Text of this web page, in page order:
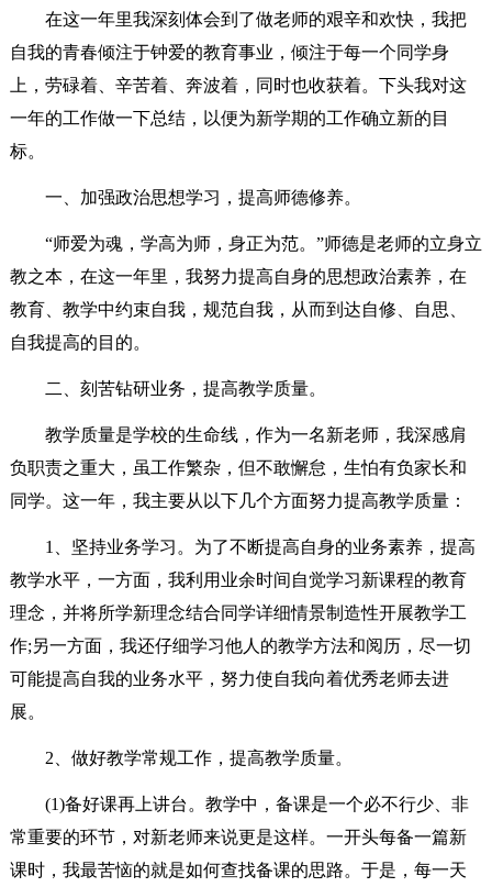
在这一年里我深刻体会到了做老师的艰辛和欢快，我把
自我的青春倾注于钟爱的教育事业，倾注于每一个同学身
上，劳碌着、辛苦着、奔波着，同时也收获着。下头我对这
一年的工作做一下总结，以便为新学期的工作确立新的目
标。
一、加强政治思想学习，提高师德修养。
“师爱为魂，学高为师，身正为范。”师德是老师的立身立
教之本，在这一年里，我努力提高自身的思想政治素养，在
教育、教学中约束自我，规范自我，从而到达自修、自思、
自我提高的目的。
二、刻苦钻研业务，提高教学质量。
教学质量是学校的生命线，作为一名新老师，我深感肩
负职责之重大，虽工作繁杂，但不敢懈怠，生怕有负家长和
同学。这一年，我主要从以下几个方面努力提高教学质量：
1、坚持业务学习。为了不断提高自身的业务素养，提高
教学水平，一方面，我利用业余时间自觉学习新课程的教育
理念，并将所学新理念结合同学详细情景制造性开展教学工
作;另一方面，我还仔细学习他人的教学方法和阅历，尽一切
可能提高自我的业务水平，努力使自我向着优秀老师去进
展。
2、做好教学常规工作，提高教学质量。
(1)备好课再上讲台。教学中，备课是一个必不行少、非
常重要的环节，对新老师来说更是这样。一开头每备一篇新
课时，我最苦恼的就是如何查找备课的思路。于是，每一天